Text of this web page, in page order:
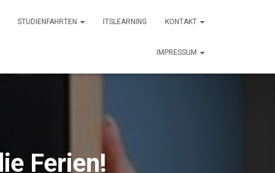
STUDIENFAHRTEN ITSLEARNING KONTAKT
IMPRESSUM
Ferien!